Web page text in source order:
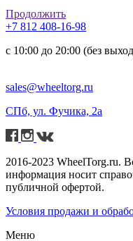
Продолжить
+7 812 408-16-98
с 10:00 до 20:00 (без
sales@wheeltorg.ru
СПб, ул. Фучика, 2а
2016-2023 WheelTorg.ru.
информация носит
публичной офертой.
Условия продажи и
Меню